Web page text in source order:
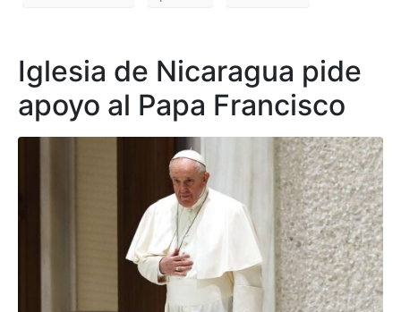
Iglesia de Nicaragua pide
apoyo al Papa Francisco